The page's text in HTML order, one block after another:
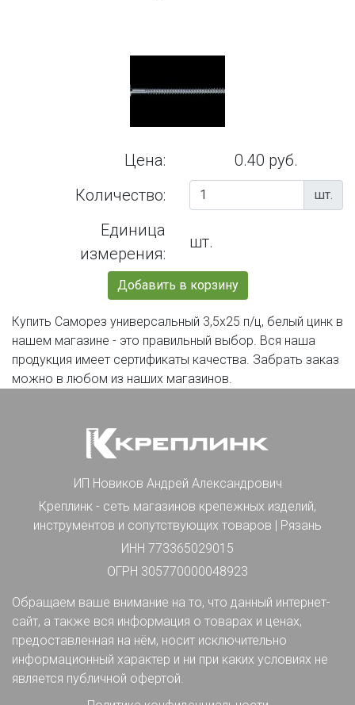
Цена:
0.40 руб.
Количество:
шт.
Единица
измерения:
шт.
Добавить в корзину
Купить Саморез универсальный 3,5х25 п/ц, белый цинк в
нашем магазине - это правильный выбор. Вся наша
продукция имеет сертификаты качества. Забрать заказ
можно в любом из наших магазинов.
ИП Новиков Андрей Александрович
Креплинк - сеть магазинов крепежных изделий,
инструментов и сопутствующих товаров | Рязань
ИНН 773365029015
ОГРН 305770000048923
Обращаем ваше внимание на то, что данный интернет-
сайт, а также вся информация о товарах и ценах,
предоставленная на нём, носит исключительно
информационный характер и ни при каких условиях не
является публичной офертой.